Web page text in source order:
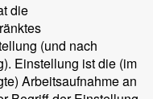
die
(und nach
Einstellung ist die (im
Arbeitsaufnahme an